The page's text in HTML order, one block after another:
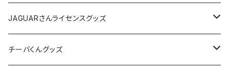
ホテルキーホルダー
ホテルキーホルダー
クリアファイル
バッグ
ステッカー
キャップ
バッグ
ステッカー
ステッカー
缶バッジ
JAGUARさんライセンスグッズ
Tシャツ
チーバくんグッズ